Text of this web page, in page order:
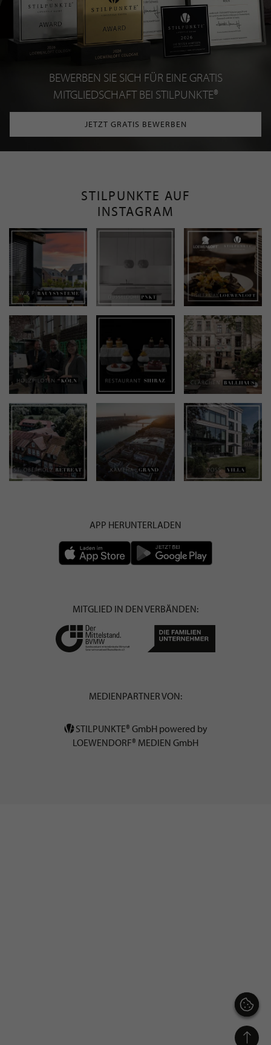
BEWERBEN SIE SICH FÜR EINE GRATIS
MITGLIEDSCHAFT BEI STILPUNKTE®
JETZT GRATIS BEWERBEN
STILPUNKTE AUF
INSTAGRAM
APP HERUNTERLADEN
MITGLIED IN DEN VERBÄNDEN:
MEDIENPARTNER VON:
STILPUNKTE® GmbH powered by
LOEWENDORF® MEDIEN GmbH